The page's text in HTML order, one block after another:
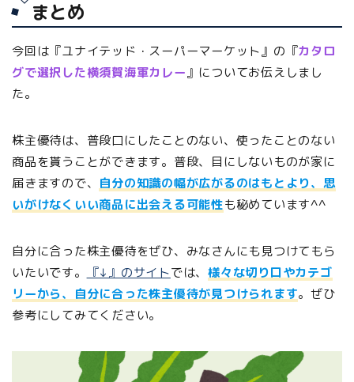
まとめ
今回は『ユナイテッド・スーパーマーケット』の『カタロ
グで選択した横須賀海軍カレー』についてお伝えしまし
た。
株主優待は、普段口にしたことのない、使ったことのない
商品を貰うことができます。普段、目にしないものが家に
届きますので、 自分の知識の幅が広がるのはもとより、思
いがけなくいい商品に出会える可能性も秘めています^^
自分に合った株主優待をぜひ、みなさんにも見つけてもら
いたいです。
『↓』のサイトでは、様々な切り口やカテゴ
リーから、自分に合った株主優待が見つけられます。ぜひ
参考にしてみてください。